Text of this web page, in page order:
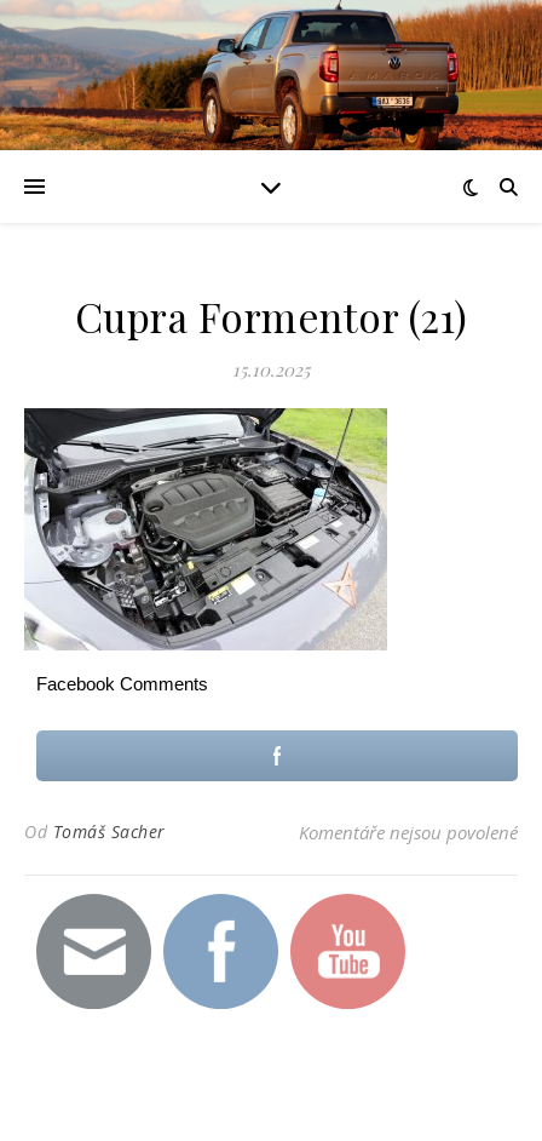
Cupra Formentor (21)
15.10.2025
Facebook Comments
Od Tomáš Sacher Komentáře nejsou povolenéu